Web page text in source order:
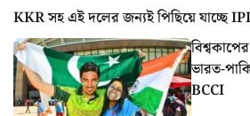
KKR সহ এই দলের জন্যই পিছিয়ে যাচ্ছে
ভারত-
BCCI